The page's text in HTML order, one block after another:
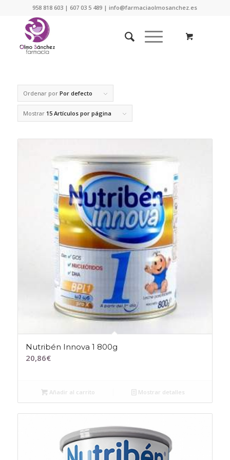
958 818 603 | 607 03 5 489 | info@farmaciaolmosanchez.es
Ordenar por Por defecto
Mostrar 15 Artículos por página
Nutribén Innova 1 800g
20,86€
Añadir al carrito Mostrar detalles